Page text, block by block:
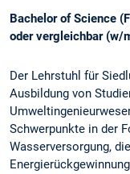
Bachelor of Science
oder vergleichbar (w/
Der Lehrstuhl für
Ausbildung von
Schwerpunkte in der
Wasserversorgung,